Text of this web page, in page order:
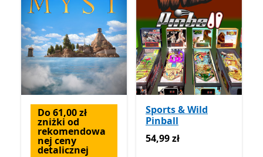
Do 61,00 zł
zniżki od
rekomendowa
nej ceny
detalicznej
Sports & Wild
Pinball
54,99 zł
54,99 zł